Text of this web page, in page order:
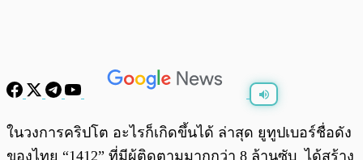
พร้อมเล่น 0:00
ในวงการคริปโต อะไรก็เกิดขึ้นได้ ล่าสุด ยูทูปเบอร์ชื่อดัง
ของไทย “1412” ที่มีผู้ติดตามมากกว่า 8 ล้านซับ ได้สร้าง